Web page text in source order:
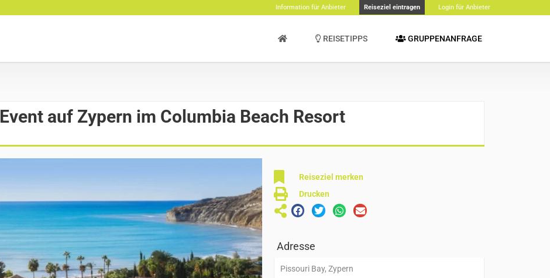
Information für Anbieter Reiseziel eintragen Login für Anbieter
REISETIPPS GRUPPENANFRAGE
Event auf Zypern im Columbia Beach Resort
Reiseziel merken
Drucken
Adresse
Pissouri Bay, Zypern